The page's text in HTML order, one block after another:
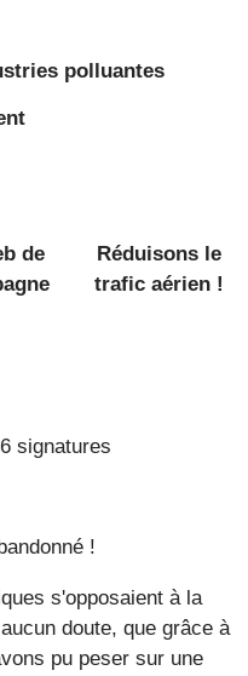
polluantes
de
Réduisons le
trafic aérien !
signatures
!
s'opposaient à la
doute, que grâce à
pu peser sur une